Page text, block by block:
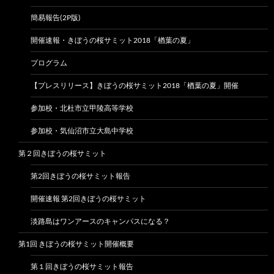
簡易報告(2P版)
開催速報・きぼうの桜サミット2018「楢葉の夏」
プログラム
【プレスリリース】きぼうの桜サミット2018「楢葉の夏」開催
参加校・北杜市立甲陵高等学校
参加校・気仙沼市立大島中学校
第２回きぼうの桜サミット
第2回きぼうの桜サミット報告
開催速報 第2回きぼうの桜サミット
淡路島はワンアースのキャンパスになる？
第1回 きぼうの桜サミット開催概要
第１回きぼうの桜サミット報告